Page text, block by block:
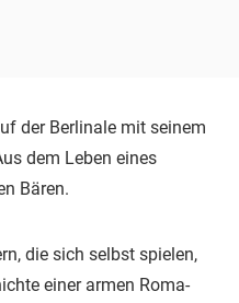
der Berlinale mit seinem
dem Leben eines
Bären.
die sich selbst spielen,
einer armen Roma-